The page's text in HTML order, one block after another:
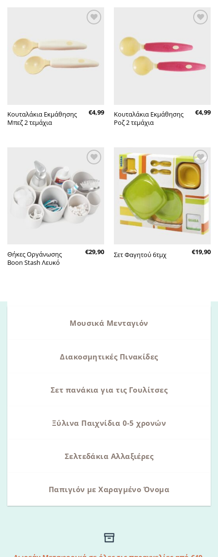
επιθυμητών
Κουταλάκια Εκμάθησης
Μπεζ 2 τεμάχια
€4,99
επιθυμητών
Κουταλάκια Εκμάθησης
Ροζ 2 τεμάχια
€4,99
Πρόσθήκη
στην λίστα
επιθυμητών
Θήκες Οργάνωσης
Boon Stash Λευκό
€29,90
Πρόσθήκη
στην λίστα
επιθυμητών
Σετ Φαγητού 6τμχ €19,90
Μουσικά Μενταγιόν
Διακοσμητικές Πινακίδες
Σετ πανάκια για τις Γουλίτσες
Ξύλινα Παιχνίδια 0-5 χρονών
Σελτεδάκια Αλλαξιέρες
Παπιγιόν με Χαραγμένο Όνομα